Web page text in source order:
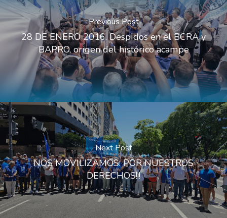
Previous Post
28 DE ENERO 2016. Despidos en el BCRA y
BAPRO, origen del histórico acampe
Next Post
NOS MOVILIZAMOS: POR NUESTROS
DERECHOS!!!